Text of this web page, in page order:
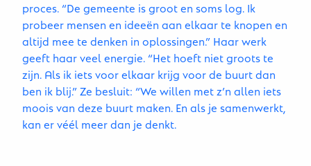
proces. “De gemeente is groot en soms log. Ik
probeer mensen en ideeën aan elkaar te knopen en
altijd mee te denken in oplossingen.” Haar werk
geeft haar veel energie. “Het hoeft niet groots te
zijn. Als ik iets voor elkaar krijg voor de buurt dan
ben ik blij.” Ze besluit: “We willen met z’n allen iets
moois van deze buurt maken. En als je samenwerkt,
kan er véél meer dan je denkt.